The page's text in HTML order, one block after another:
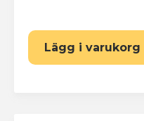
Lägg i varukorg